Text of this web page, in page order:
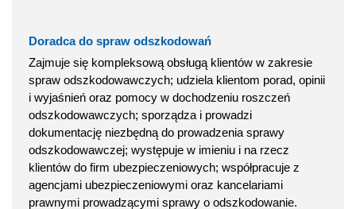
Doradca do spraw odszkodowań
Zajmuje się kompleksową obsługą klientów w zakresie
spraw odszkodowawczych; udziela klientom porad, opinii
i wyjaśnień oraz pomocy w dochodzeniu roszczeń
odszkodowawczych; sporządza i prowadzi
dokumentację niezbędną do prowadzenia sprawy
odszkodowawczej; występuje w imieniu i na rzecz
klientów do firm ubezpieczeniowych; współpracuje z
agencjami ubezpieczeniowymi oraz kancelariami
prawnymi prowadzącymi sprawy o odszkodowanie.